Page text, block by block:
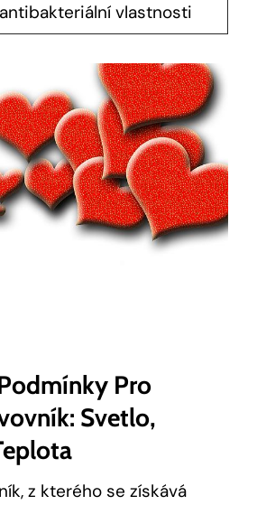
antibakteriální vlastnosti
Pro
Svetlo,
z kterého se získává